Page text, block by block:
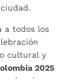
a todos los
cultural y
2025